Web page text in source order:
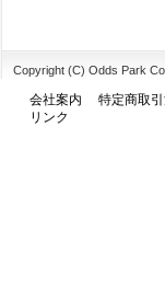
Copyright (C) Odds Park
会社案内 特定商取
リンク